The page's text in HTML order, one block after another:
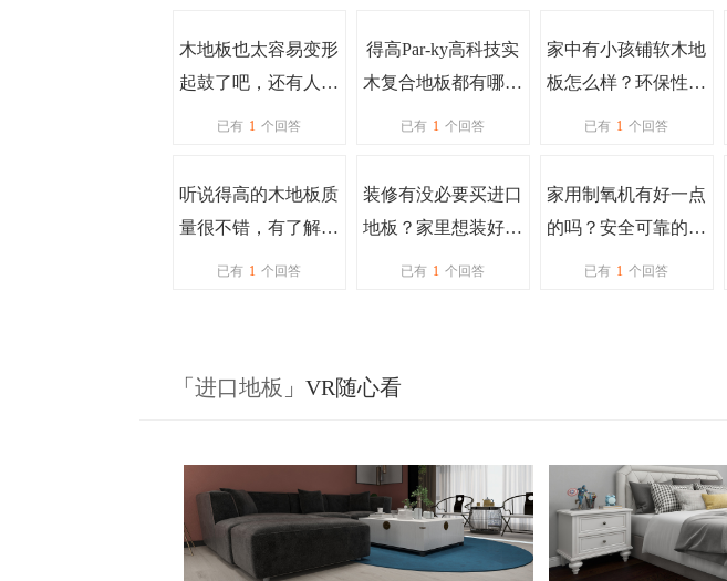
木地板也太容易变形
起鼓了吧，还有人新
家装修铺木地板吗？
已有 1 个回答
得高Par-ky高科技实
木复合地板都有哪些
环保地板证书？
已有 1 个回答
家中有小孩铺软木地
板怎么样？环保性怎
么样？
已有 1 个回答
听说得高的木地板质
量很不错，有了解的
朋友吗？价格贵不
已有 1 个回答
装修有没必要买进口
地板？家里想装好一
些
已有 1 个回答
家用制氧机有好一点
的吗？安全可靠的那
种，麻烦推荐
已有 1 个回答
「 进口地板 」VR随心看